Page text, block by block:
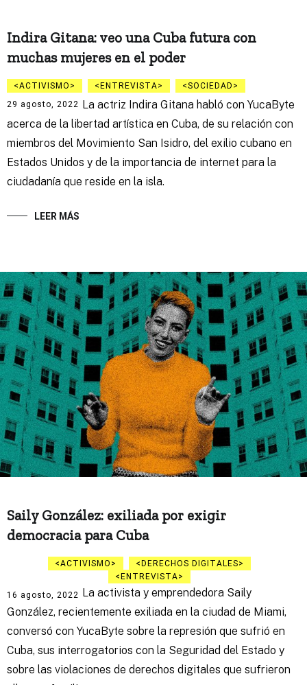
Indira Gitana: veo una Cuba futura con
muchas mujeres en el poder
ACTIVISMO ENTREVISTA
SOCIEDAD
29 agosto, 2022 La actriz Indira Gitana habló con YucaByte
acerca de la libertad artística en Cuba, de su relación con
miembros del Movimiento San Isidro, del exilio cubano en
Estados Unidos y de la importancia de internet para la
ciudadanía que reside en la isla.
LEER MÁS
Saily González: exiliada por exigir
democracia para Cuba
ACTIVISMO
DERECHOS DIGITALES
ENTREVISTA
16 agosto, 2022 La activista y emprendedora Saily
González, recientemente exiliada en la ciudad de Miami,
conversó con YucaByte sobre la represión que sufrió en
Cuba, sus interrogatorios con la Seguridad del Estado y
sobre las violaciones de derechos digitales que sufrieron